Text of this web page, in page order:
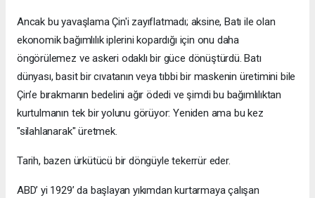
Ancak bu yavaşlama Çin'i zayıflatmadı; aksine, Batı ile olan
ekonomik bağımlılık iplerini kopardığı için onu daha
öngörülemez ve askeri odaklı bir güce dönüştürdü. Batı
dünyası, basit bir cıvatanın veya tıbbi bir maskenin üretimini bile
Çin’e bırakmanın bedelini ağır ödedi ve şimdi bu bağımlılıktan
kurtulmanın tek bir yolunu görüyor: Yeniden ama bu kez
"silahlanarak" üretmek.
Tarih, bazen ürkütücü bir döngüyle tekerrür eder.
ABD’ yi 1929’ da başlayan yıkımdan kurtarmaya çalışan